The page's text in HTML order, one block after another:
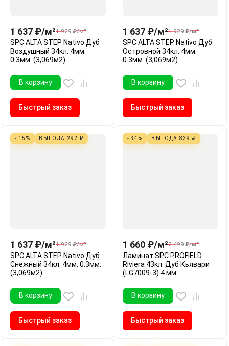
1 637 ₽/м²1 929 ₽/м²
SPC ALTA STEP Nativo Дуб
Воздушный 34кл. 4мм.
0.3мм. (3,069м2)
В корзину
Быстрый заказ
1 637 ₽/м²1 929 ₽/м²
SPC ALTA STEP Nativo Дуб
Островной 34кл. 4мм.
0.3мм. (3,069м2)
В корзину
Быстрый заказ
- 15% ВЫГОДА 292 ₽
1 637 ₽/м²1 929 ₽/м²
SPC ALTA STEP Nativo Дуб
Снежный 34кл. 4мм. 0.3мм.
(3,069м2)
В корзину
Быстрый заказ
- 34% ВЫГОДА 839 ₽
1 660 ₽/м²2 499 ₽/м²
Ламинат SPC PROFIELD
Riviera 43кл. Дуб Кьявари
(LG7009-3) 4 мм
В корзину
Быстрый заказ